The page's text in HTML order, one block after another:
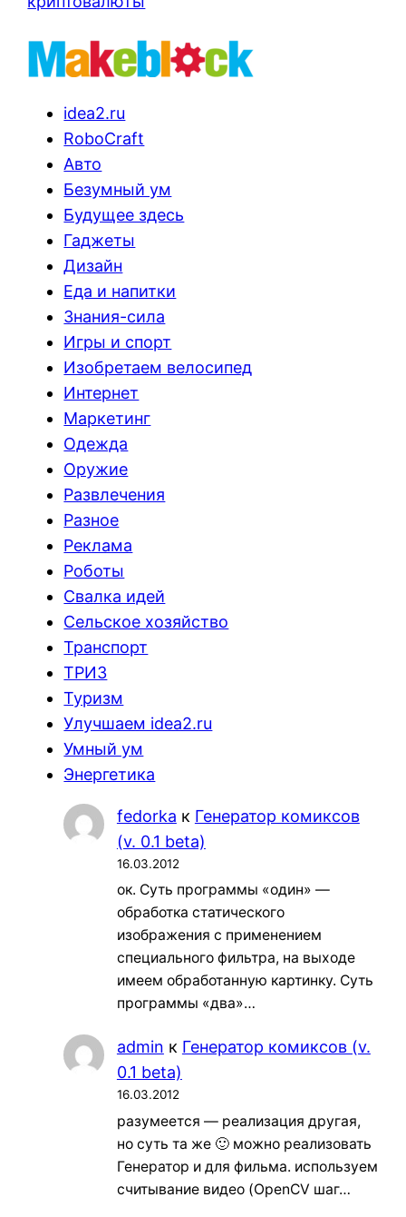
idea2.ru
RoboCraft
Авто
Безумный ум
Будущее здесь
Гаджеты
Дизайн
Еда и напитки
Знания-сила
Игры и спорт
Изобретаем велосипед
Интернет
Маркетинг
Одежда
Оружие
Развлечения
Разное
Реклама
Роботы
Свалка идей
Сельское хозяйство
Транспорт
ТРИЗ
Туризм
Улучшаем idea2.ru
Умный ум
Энергетика
fedorka к Генератор комиксов
(v. 0.1 beta)
16.03.2012
ок. Суть программы «один» —
обработка статического
изображения с применением
специального фильтра, на выходе
имеем обработанную картинку. Суть
программы «два»…
admin к Генератор комиксов (v.
0.1 beta)
16.03.2012
разумеется — реализация другая,
но суть та же 🙂 можно реализовать
Генератор и для фильма. используем
считывание видео (OpenCV шаг…